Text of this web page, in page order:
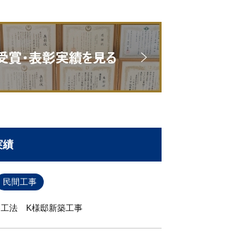
績
民間工事
工法 K様邸新築工事